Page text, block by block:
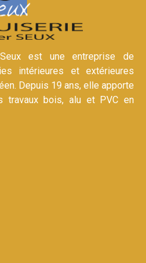
est une entreprise de
intérieures et extérieures
Depuis 19 ans, elle apporte
travaux bois, alu et PVC en